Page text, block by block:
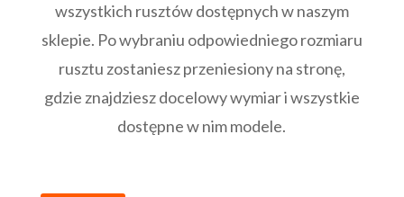
wszystkich rusztów dostępnych w naszym
sklepie. Po wybraniu odpowiedniego rozmiaru
rusztu zostaniesz przeniesiony na stronę,
gdzie znajdziesz docelowy wymiar i wszystkie
dostępne w nim modele.